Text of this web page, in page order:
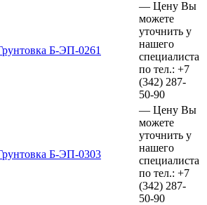
Б-ЭП-0261
— Цену Вы
можете
уточнить у
нашего
специалиста
по тел.: +7
(342) 287-
50-90
Б-ЭП-0303
— Цену Вы
можете
уточнить у
нашего
специалиста
по тел.: +7
(342) 287-
50-90